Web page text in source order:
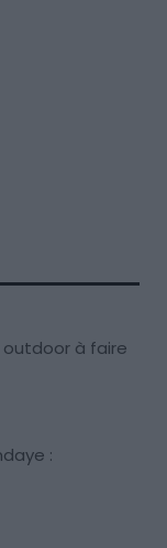
outdoor à faire
: